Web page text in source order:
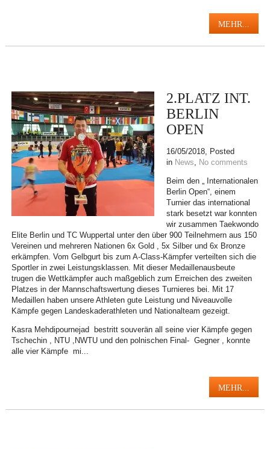
MEHR...
2.PLATZ INT.
BERLIN
OPEN
16/05/2018, Posted
in News, No comments
Beim den „ Internationalen
Berlin Open“, einem
Turnier das international
stark besetzt war konnten
wir zusammen Taekwondo
Elite Berlin und TC Wuppertal unter den über 900 Teilnehmern aus 150
Vereinen und mehreren Nationen 6x Gold , 5x Silber und 6x Bronze
erkämpfen. Vom Gelbgurt bis zum A-Class-Kämpfer verteilten sich die
Sportler in zwei Leistungsklassen. Mit dieser Medaillenausbeute
trugen die Wettkämpfer auch maßgeblich zum Erreichen des zweiten
Platzes in der Mannschaftswertung dieses Turnieres bei. Mit 17
Medaillen haben unsere Athleten gute Leistung und Niveauvolle
Kämpfe gegen Landeskaderathleten und Nationalteam gezeigt.
Kasra Mehdipournejad bestritt souverän all seine vier Kämpfe gegen
Tschechin , NTU ,NWTU und den polnischen Final- Gegner , konnte
alle vier Kämpfe mi...
MEHR...